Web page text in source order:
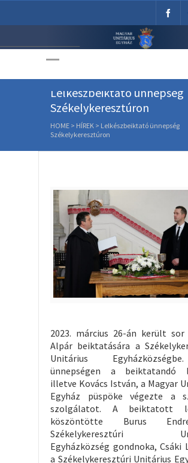
Unitárius
Lelkészbeiktató ünnepség
Székelykeresztúron
HOME > HÍREK > Lelkészbeiktató ünnepség
Székelykeresztúron
2023. március 26-án került sor
Alpár beiktatására a
Unitárius
ünnepségen a beiktatandó
illetve Kovács István, a Magyar
Egyház püspöke végezte a
szolgálatot. A beiktatott
köszöntötte Burus
Székelykeresztúri
Egyházközség gondnoka, Csáki
a Székelykeresztúri Unitárius